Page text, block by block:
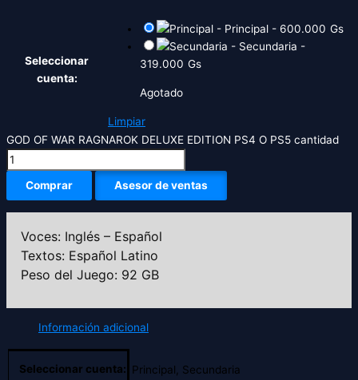
Seleccionar
cuenta:
- Principal - 600.000 Gs
- Secundaria -
319.000 Gs
Agotado
Limpiar
GOD OF WAR RAGNAROK DELUXE EDITION PS4 O PS5 cantidad
Comprar Asesor de ventas
Voces: Inglés – Español
Textos: Español Latino
Peso del Juego: 92 GB
Información adicional
Seleccionar cuenta: Principal, Secundaria